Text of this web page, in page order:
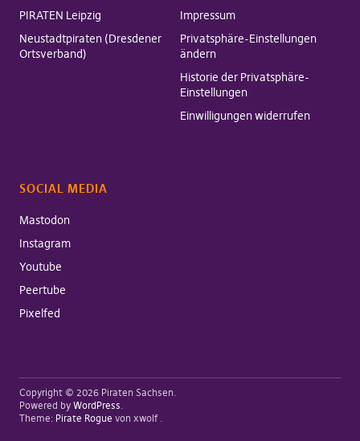
PIRATEN Leipzig
Neustadtpiraten (Dresdener
Ortsverband)
Impressum
Privatsphäre-Einstellungen
ändern
Historie der Privatsphäre-
Einstellungen
Einwilligungen widerrufen
SOCIAL MEDIA
Mastodon
Instagram
Youtube
Peertube
Pixelfed
Copyright © 2026 Piraten Sachsen
Powered by WordPress
Theme: Pirate Rogue von xwolf